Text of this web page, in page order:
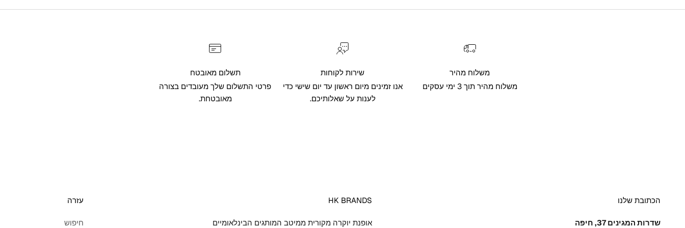
משלוח מהיר
משלוח מהיר תוך 3 ימי עסקים
שירות לקוחות
אנו זמינים מיום ראשון עד יום שישי כדי
לענות על שאלותיכם.
תשלום מאובטח
פרטי התשלום שלך מעובדים בצורה
מאובטחת.
הכתובת שלנו
שדרות המגינים 37, חיפה
HK BRANDS
אופנת יוקרה מקורית ממיטב המותגים הבינלאומיים
עזרה
חיפוש